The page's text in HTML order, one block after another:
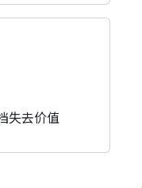
失去价值